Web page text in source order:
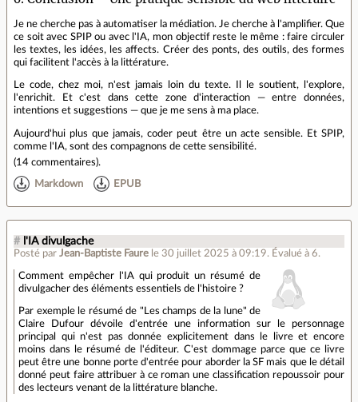
Je ne cherche pas à automatiser la médiation. Je cherche à l'amplifier. Que
ce soit avec SPIP ou avec l'IA, mon objectif reste le même : faire circuler
les textes, les idées, les affects. Créer des ponts, des outils, des formes
qui facilitent l'accès à la littérature.
Le code, chez moi, n'est jamais loin du texte. Il le soutient, l'explore,
l'enrichit. Et c'est dans cette zone d'interaction — entre données,
intentions et suggestions — que je me sens à ma place.
Aujourd'hui plus que jamais, coder peut être un acte sensible. Et SPIP,
comme l'IA, sont des compagnons de cette sensibilité.
(14 commentaires).
Markdown EPUB
# l'IA divulgache
Posté par Jean-Baptiste Faure le 30 juillet 2025 à 09:19. Évalué à 6.
Comment empêcher l'IA qui produit un résumé de
divulgacher des éléments essentiels de l'histoire ?
Par exemple le résumé de "Les champs de la lune" de
Claire Dufour dévoile d'entrée une information sur le personnage
principal qui n'est pas donnée explicitement dans le livre et encore
moins dans le résumé de l'éditeur. C'est dommage parce que ce livre
peut être une bonne porte d'entrée pour aborder la SF mais que le détail
donné peut faire attribuer à ce roman une classification repoussoir pour
des lecteurs venant de la littérature blanche.